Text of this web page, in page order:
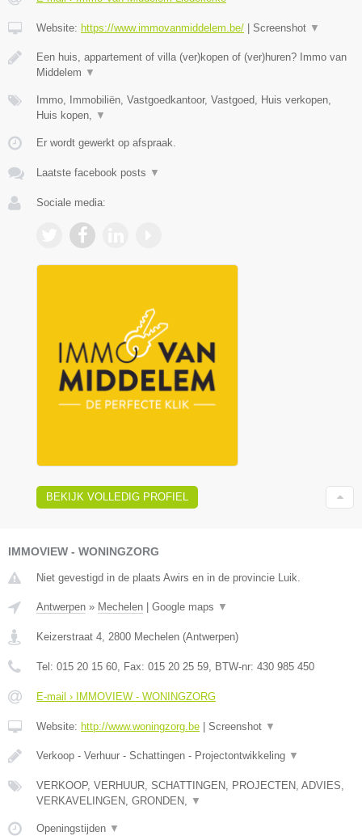
Website: https://www.immovanmiddelem.be/ Screenshot ▼
Een huis, appartement of villa (ver)kopen of (ver)huren? Immo van
Middelem ▼
Immo, Immobiliën, Vastgoedkantoor, Vastgoed, Huis verkopen,
Huis kopen,
▼
Er wordt gewerkt op afspraak.
Laatste facebook posts ▼
Sociale media:
BEKIJK VOLLEDIG PROFIEL
IMMOVIEW - WONINGZORG
Niet gevestigd in de plaats Awirs en in de provincie Luik.
Antwerpen » Mechelen Google maps ▼
Keizerstraat 4 2800 Mechelen (Antwerpen)
Tel: 015 20 15 60 , Fax: 015 20 25 59 , BTW-nr: 430 985 450
E-mail › IMMOVIEW - WONINGZORG
Website: http://www.woningzorg.be Screenshot ▼
Verkoop - Verhuur - Schattingen - Projectontwikkeling ▼
VERKOOP, VERHUUR, SCHATTINGEN, PROJECTEN, ADVIES,
VERKAVELINGEN, GRONDEN,
▼
Openingstijden ▼